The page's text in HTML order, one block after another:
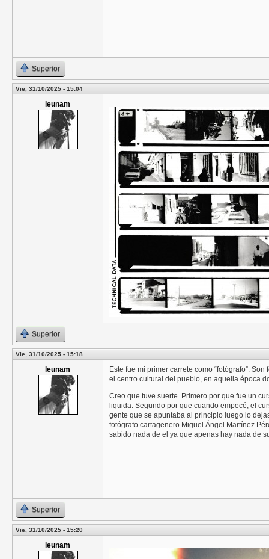
Superior
Vie, 31/10/2025 - 15:04
leunam
Superior
Vie, 31/10/2025 - 15:18
leunam
Este fue mi primer carrete como “fotógrafo”.
el centro cultural del pueblo, en aquella época
Creo que tuve suerte. Primero por que fue un
liquida. Segundo por que cuando empecé, el
gente que se apuntaba al principio luego lo
fotógrafo cartagenero Miguel Ángel Martínez
sabido nada de el ya que apenas hay nada de
Superior
Vie, 31/10/2025 - 15:20
leunam